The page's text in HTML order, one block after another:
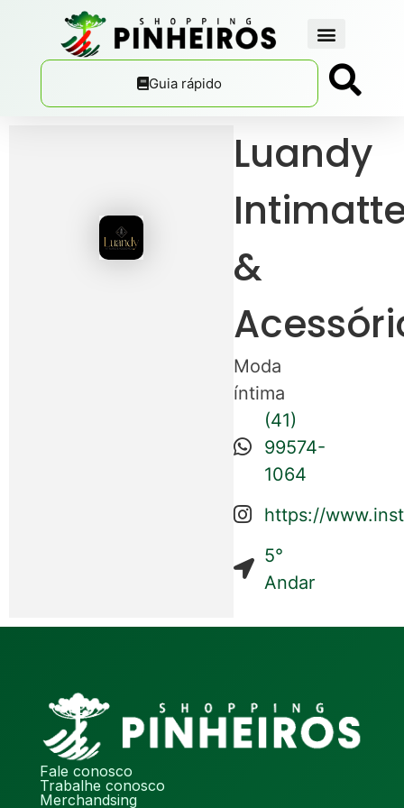
Guia rápido
Luandy
&
Moda
íntima
(41)
99574-
1064
https://
5°
Andar
Fale conosco
Trabalhe conosco
Merchandsing